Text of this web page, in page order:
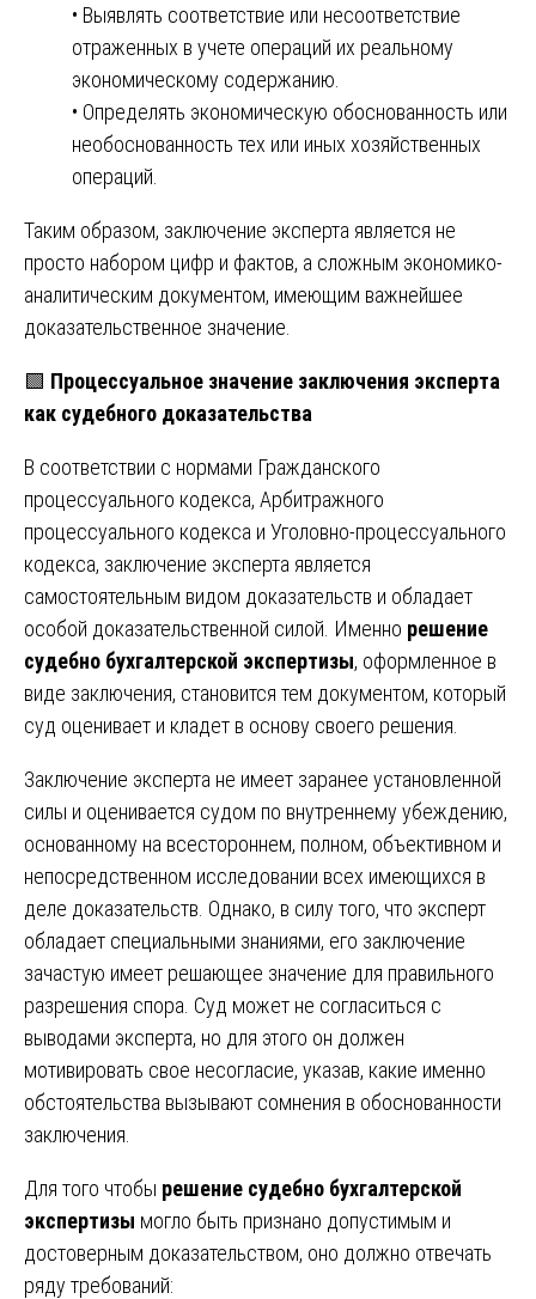
• Выявлять соответствие или несоответствие
отраженных в учете операций их реальному
экономическому содержанию.
• Определять экономическую обоснованность или
необоснованность тех или иных хозяйственных
операций.
Таким образом, заключение эксперта является не
просто набором цифр и фактов, а сложным экономико-
аналитическим документом, имеющим важнейшее
доказательственное значение.
🟩 Процессуальное значение заключения эксперта
как судебного доказательства
В соответствии с нормами Гражданского
процессуального кодекса, Арбитражного
процессуального кодекса и Уголовно-процессуального
кодекса, заключение эксперта является
самостоятельным видом доказательств и обладает
особой доказательственной силой. Именно решение
судебно бухгалтерской экспертизы, оформленное в
виде заключения, становится тем документом, который
суд оценивает и кладет в основу своего решения.
Заключение эксперта не имеет заранее установленной
силы и оценивается судом по внутреннему убеждению,
основанному на всестороннем, полном, объективном и
непосредственном исследовании всех имеющихся в
деле доказательств. Однако, в силу того, что эксперт
обладает специальными знаниями, его заключение
зачастую имеет решающее значение для правильного
разрешения спора. Суд может не согласиться с
выводами эксперта, но для этого он должен
мотивировать свое несогласие, указав, какие именно
обстоятельства вызывают сомнения в обоснованности
заключения.
Для того чтобы решение судебно бухгалтерской
экспертизы могло быть признано допустимым и
достоверным доказательством, оно должно отвечать
ряду требований: